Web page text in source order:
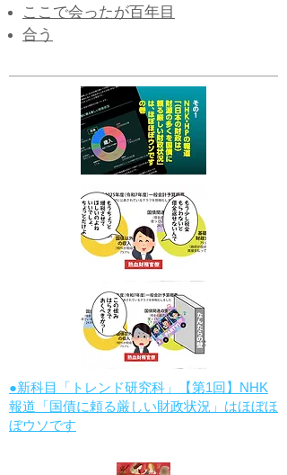
​ここで会ったが百年目
​合う
●新科目「トレンド研究科」【第1回】NHK
報道「国債に頼る厳しい財政状況」はほぼほ
ぼウソです